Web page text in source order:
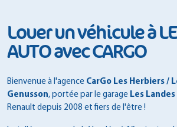
Louer un véhicule à
AUTO avec CARGO
Bienvenue à l'agence CarGo Les Herbiers /
Genusson, portée par le garage Les
Renault depuis 2008 et fiers de l'être !